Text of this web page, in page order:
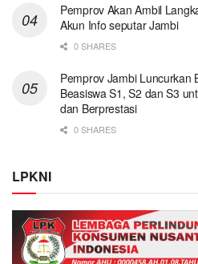
Pemprov Akan Ambil
Akun Info seputar Jambi
0 SHARES
Pemprov Jambi Luncurkan
Beasiswa S1, S2 dan S3
dan Berprestasi
0 SHARES
LPKNI